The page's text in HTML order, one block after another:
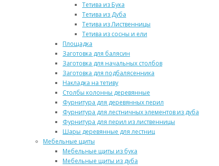
Тетива из Бука
Тетива из Дуба
Тетива из Лиственницы
Тетива из сосны и ели
Площадка
Заготовка для балясин
Заготовка для начальных столбов
Заготовка для подбалясенника
Накладка на тетиву
Столбы колонны деревянные
Фурнитура для деревянных перил
Фурнитура для лестничных элементов из дуба
Фурнитура для перил из лиственницы
Шары деревянные для лестниц
Мебельные щиты
Мебельные щиты из бука
Мебельные щиты из дуба